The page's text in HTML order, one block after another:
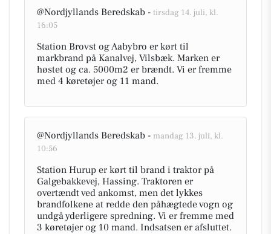
@Nordjyllands Beredskab - tirsdag 14. juli, kl.
16:05
Station Brovst og Aabybro er kørt til
markbrand på Kanalvej, Vilsbæk. Marken er
høstet og ca. 5000m2 er brændt. Vi er fremme
med 4 køretøjer og 11 mand.
@Nordjyllands Beredskab - mandag 13. juli, kl.
10:56
Station Hurup er kørt til brand i traktor på
Galgebakkevej, Hassing. Traktoren er
overtændt ved ankomst, men det lykkes
brandfolkene at redde den påhægtede vogn og
undgå yderligere spredning. Vi er fremme med
3 køretøjer og 10 mand. Indsatsen er afsluttet.